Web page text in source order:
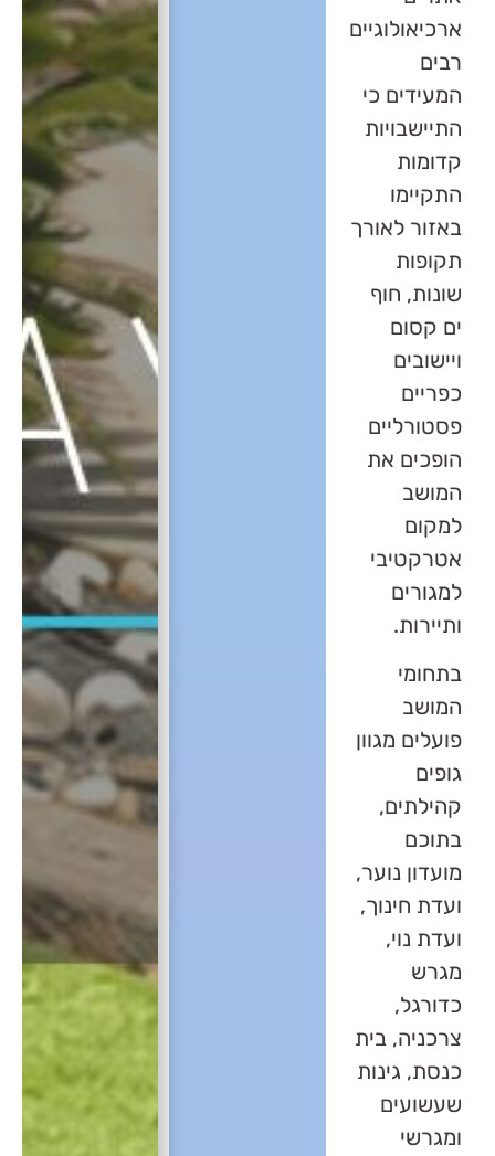
ארכיאולוגיים
רבים
המעידים כי
התיישבויות
קדומות
התקיימו
באזור לאורך
תקופות
שונות, חוף
ים קסום
ויישובים
כפריים
פסטורליים
הופכים את
המושב
למקום
אטרקטיבי
למגורים
ותיירות.
בתחומי
המושב
פועלים מגוון
גופים
קהילתים,
בתוכם
מועדון נוער,
ועדת חינוך,
ועדת נוי,
מגרש
כדורגל,
צרכניה, בית
כנסת, גינות
שעשועים
ומגרשי